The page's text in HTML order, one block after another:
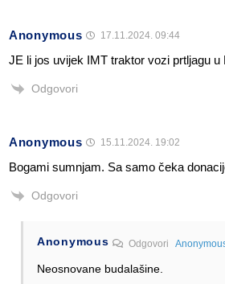
Anonymous 17.11.2024. 09:44
JE li jos uvijek IMT traktor vozi prtljagu u
Odgovori
Anonymous 15.11.2024. 19:02
Bogami sumnjam. Sa samo čeka
Odgovori
Anonymous Odgovori
Neosnovane budalašine.